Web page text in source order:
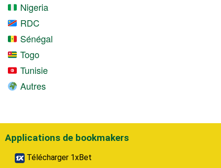
Nigeria
RDC
Sénégal
Togo
Tunisie
Autres
Applications de bookmakers
Télécharger 1xBet